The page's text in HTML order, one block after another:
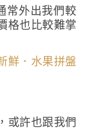
常外出我們較
格也比較難掌
或許也跟我們